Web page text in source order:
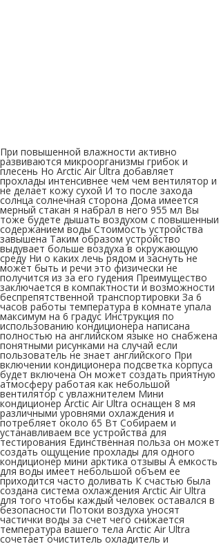
При повышенной влажности активно
развиваются микроорганизмы грибок и
плесень Но Arctic Air Ultra добавляет
прохлады интенсивнее чем чем вентилятор и
не делает кожу сухой И то после захода
солнца солнечная сторона Дома имеется
мерный стакан я набрал в него 955 мл Вы
тоже будете дышать воздухом с повышенныи
содержанием воды Стоимость устройства
завышена Таким образом устройство
выдувает больше воздуха в окружающую
среду Ни о каких лечь рядом и заснуть не
может быть и речи это физически не
получится из за его гудения Преимущество
заключается в компактности и возможности
беспрепятственной транспортировки За 6
часов работы температура в комнате упала
максимум на 6 градус Инструкция по
использованию кондиционера написана
полностью на английском языке но снабжена
понятными рисунками на случай если
пользователь не знает английского При
включении кондиционера подсветка корпуса
будет включена Он может создать приятную
атмосферу работая как небольшой
вентилятор с увлажнителем Мини
кондиционер Arctic Air Ultra оснащен 8 мя
различными уровнями охлаждения и
потребляет около 65 Вт Собираем и
устанавливаем все устройства для
тестирования Единственная польза он может
создать ощущение прохлады для одного
кондиционер мини арктика отзывы А емкость
для воды имеет небольшой объем ее
приходится часто доливать К счастью была
создана система охлаждения Arctic Air Ultra
для того чтобы каждый человек оставался в
безопасности Потоки воздуха уносят
частички воды за счет чего снижается
температура вашего тела Arctic Air Ultra
сочетает очиститель охладитель и